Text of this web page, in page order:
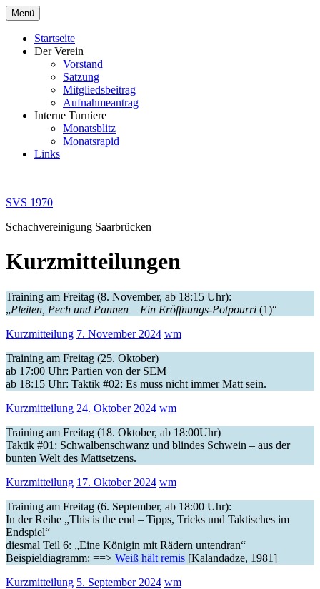
Zum
Inhalt
springen
Menü
Startseite
Der Verein
Vorstand
Satzung
Mitgliedsbeitrag
Aufnahmeantrag
Interne Turniere
Monatsblitz
Monatsrapid
Links
SVS 1970
Schachvereinigung Saarbrücken
Kurzmitteilungen
Training am Freitag (8. November, ab 18:15 Uhr):
„Pleiten, Pech und Pannen – Ein Eröffnungs-Potpourri (1)“
Kurzmitteilung 7. November 2024 wm
Training am Freitag (25. Oktober)
ab 17:00 Uhr: Partien von der SEM
ab 18:15 Uhr: Taktik #02: Es muss nicht immer Matt sein.
Kurzmitteilung 24. Oktober 2024 wm
Training am Freitag (18. Oktober, ab 18:00Uhr)
Taktik #01: Schwalbenschwanz und blindes Schwein – aus der
bunten Welt des Mattsetzens.
Kurzmitteilung 17. Oktober 2024 wm
Training am Freitag (6. September, ab 18:00 Uhr):
In der Reihe „This is the end – Tipps, Tricks und Taktisches im
Endspiel“
diesmal Teil 6: „Eine Königin mit Rädern untendran“
Beispieldiagramm: ==> Weiß hält remis [Kalandadze, 1981]
Kurzmitteilung 5. September 2024 wm